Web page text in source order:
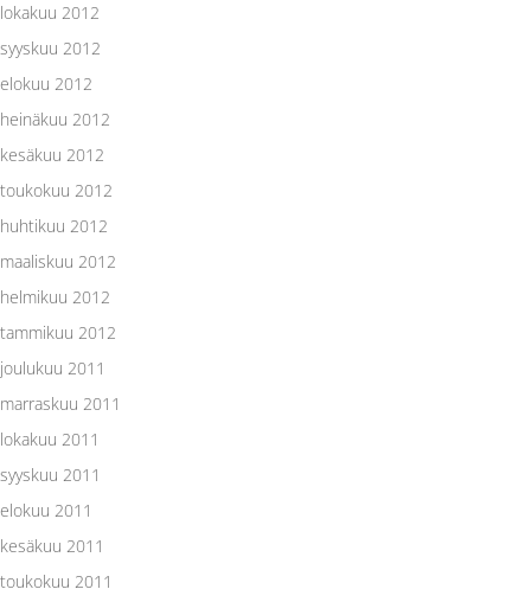
lokakuu 2012
syyskuu 2012
elokuu 2012
heinäkuu 2012
kesäkuu 2012
toukokuu 2012
huhtikuu 2012
maaliskuu 2012
helmikuu 2012
tammikuu 2012
joulukuu 2011
marraskuu 2011
lokakuu 2011
syyskuu 2011
elokuu 2011
kesäkuu 2011
toukokuu 2011